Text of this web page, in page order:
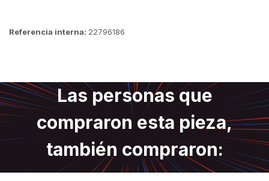
Referencia interna: 22796186
Las personas que
compraron esta pieza,
también compraron: